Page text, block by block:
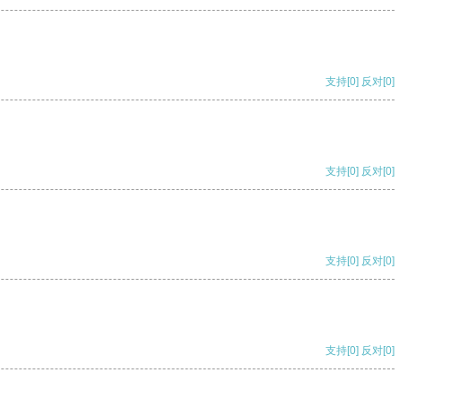
支持[0] 反对[0]
支持[0] 反对[0]
支持[0] 反对[0]
支持[0] 反对[0]